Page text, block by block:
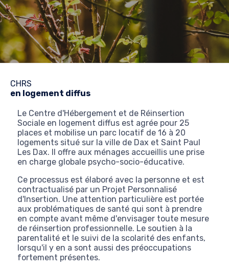
CHRS
en logement diffus
Le Centre d'Hébergement et de Réinsertion
Sociale en logement diffus est agrée pour 25
places et mobilise un parc locatif de 16 à 20
logements situé sur la ville de Dax et Saint Paul
Les Dax. Il offre aux ménages accueillis une prise
en charge globale psycho-socio-éducative.
Ce processus est élaboré avec la personne et est
contractualisé par un Projet Personnalisé
d'Insertion. Une attention particulière est portée
aux problématiques de santé qui sont à prendre
en compte avant même d'envisager toute mesure
de réinsertion professionnelle. Le soutien à la
parentalité et le suivi de la scolarité des enfants,
lorsqu'il y en a sont aussi des préoccupations
fortement présentes.